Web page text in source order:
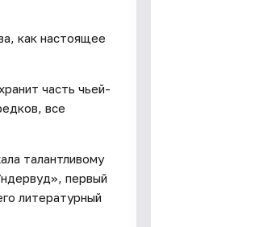
как настоящее
часть чьей-
все
талантливому
первый
литературный